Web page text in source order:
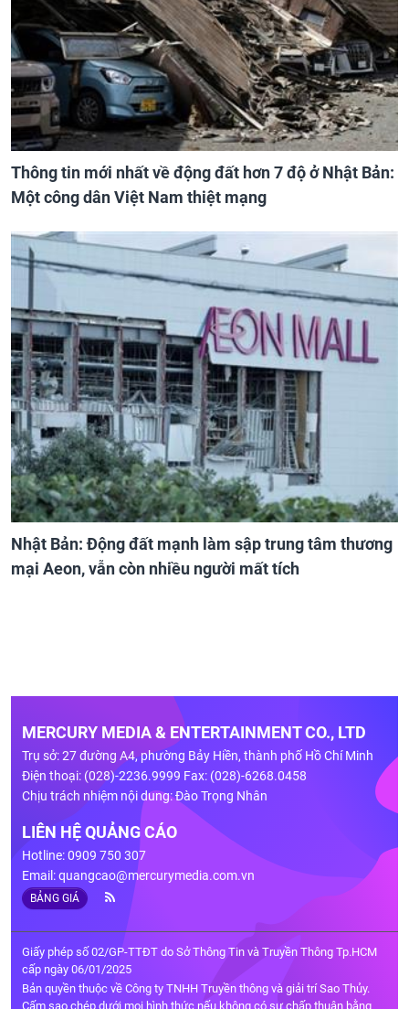
Thông tin mới nhất về động đất hơn 7 độ ở Nhật Bản:
Một công dân Việt Nam thiệt mạng
Nhật Bản: Động đất mạnh làm sập trung tâm thương
mại Aeon, vẫn còn nhiều người mất tích
MERCURY MEDIA & ENTERTAINMENT CO., LTD
Trụ sở: 27 đường A4, phường Bảy Hiền, thành phố Hồ Chí Minh
Điện thoại: (028)-2236.9999 Fax: (028)-6268.0458
Chịu trách nhiệm nội dung: Đào Trọng Nhân
LIÊN HỆ QUẢNG CÁO
Hotline: 0909 750 307
Email:quangcao@mercurymedia.com.vn
BẢNG GIÁ
Giấy phép số 02/GP-TTĐT do Sở Thông Tin và Truyền Thông Tp.HCM
cấp ngày 06/01/2025
Bản quyền thuộc về Công ty TNHH Truyền thông và giải trí Sao Thủy.
Cấm sao chép dưới mọi hình thức nếu không có sự chấp thuận bằng